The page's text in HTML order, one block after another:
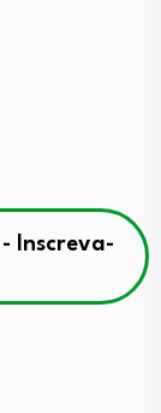
Inscreva-